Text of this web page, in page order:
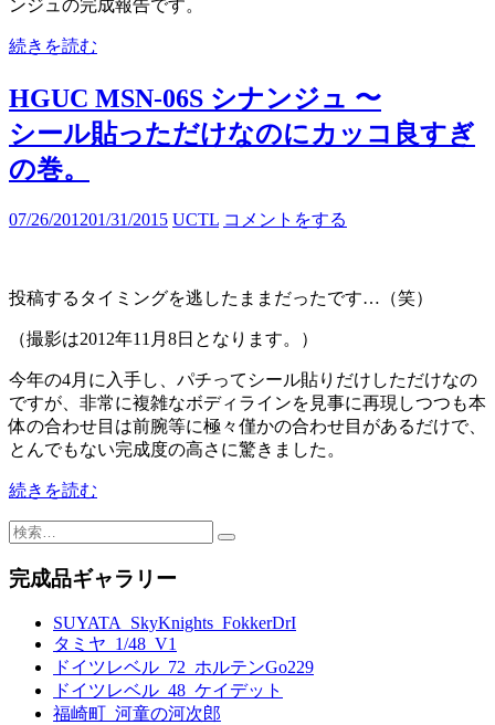
ンジュの完成報告です。
続きを読む
HGUC MSN-06S シナンジュ 〜
シール貼っただけなのにカッコ良すぎ
の巻。
07/26/201201/31/2015 UCTL コメントをする
投稿するタイミングを逃したままだったです…（笑）
（撮影は2012年11月8日となります。）
今年の4月に入手し、パチってシール貼りだけしただけなの
ですが、非常に複雑なボディラインを見事に再現しつつも本
体の合わせ目は前腕等に極々僅かの合わせ目があるだけで、
とんでもない完成度の高さに驚きました。
続きを読む
検
完成品ギャラリー
SUYATA_SkyKnights_FokkerDrI
タミヤ_1/48_V1
ドイツレベル_72_ホルテンGo229
ドイツレベル_48_ケイデット
福崎町_河童の河次郎